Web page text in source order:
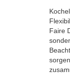
Faire